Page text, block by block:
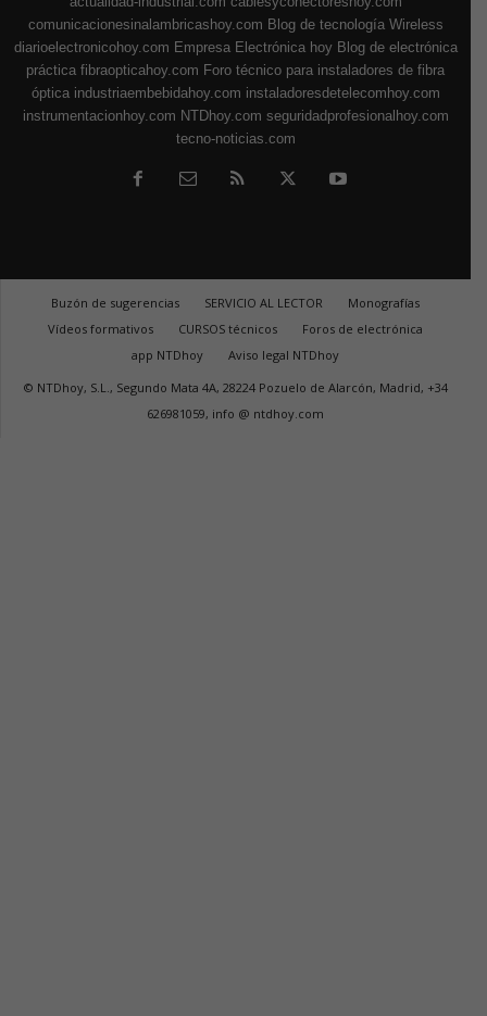
comunicacionesinalambricashoy.com Blog de tecnología Wireless
diarioelectronicohoy.com Empresa Electrónica hoy Blog de electrónica
práctica fibraopticahoy.com Foro técnico para instaladores de fibra
óptica industriaembebidahoy.com instaladoresdetelecomhoy.com
instrumentacionhoy.com NTDhoy.com seguridadprofesionalhoy.com
tecno-noticias.com
Buzón de sugerencias SERVICIO AL LECTOR
Monografías
Vídeos formativos
CURSOS técnicos
Foros de electrónica
app NTDhoy
Aviso legal NTDhoy
© NTDhoy, S.L., Segundo Mata 4A, 28224 Pozuelo de Alarcón, Madrid, +34
626981059, info @ ntdhoy.com